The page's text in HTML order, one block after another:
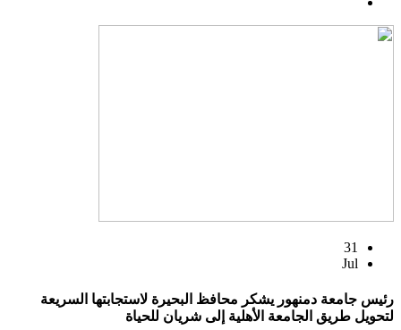
31
Jul
رئيس جامعة دمنهور يشكر محافظ البحيرة لاستجابتها السريعة
لتحويل طريق الجامعة الأهلية إلى شريان للحياة